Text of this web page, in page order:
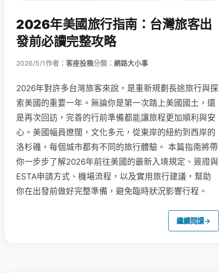
2026年美國旅行指南：台灣旅客出
發前必讀完整攻略
2026/5/1作者： 客座投稿分類： 網路大小事
2026年對許多台灣旅客來說，是重新規劃長途旅行與探
索美國的重要一年。無論你是第一次踏上美國國土，還
是再次回訪，完善的行前準備都能讓旅程更加順利與安
心。美國幅員遼闊，文化多元，從東岸的紐約到西岸的
洛杉磯，每個城市都有不同的旅行體驗。 本篇指南將帶
你一步步了解2026年前往美國的最新入境規定、簽證與
ESTA申請方式、機場流程，以及實用旅行建議，幫助
你在出發前做好完整準備，避免臨時狀況影響行程。
繼續閱讀→